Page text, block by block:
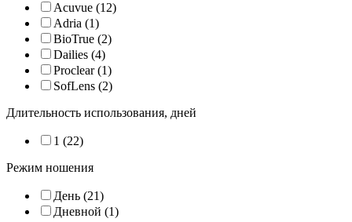
Acuvue (12)
Adria (1)
BioTrue (2)
Dailies (4)
Proclear (1)
SofLens (2)
Длительность использования, дней
1 (22)
Режим ношения
День (21)
Дневной (1)